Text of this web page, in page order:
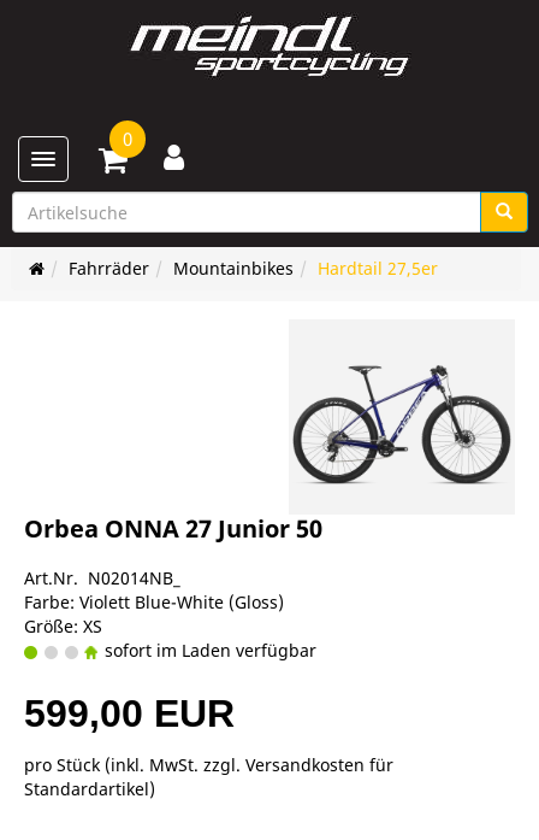
Toggle navigation
0
Fahrräder Mountainbikes Hardtail 27,5er
Orbea ONNA 27 Junior 50
Art.Nr. N02014NB_
Farbe: Violett Blue-White (Gloss)
Größe: XS
sofort im Laden verfügbar
599,00 EUR
pro Stück (inkl. MwSt. zzgl. Versandkosten für
Standardartikel)